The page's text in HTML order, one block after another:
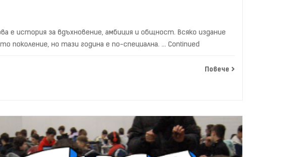
е история за вдъхновение, амбиция и общност. Всяко издание
поколение, но тази година е по-специална. … Continued
Повече